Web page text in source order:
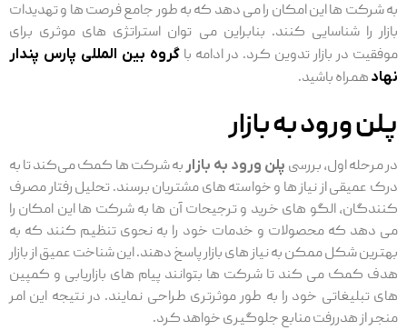
به شرکت ‌ها این امکان را می‌ دهد که به طور جامع فرصت ‌ها و تهدیدات
بازار را شناسایی کنند. بنابراین می توان استراتژی ‌های موثری برای
موفقیت در بازار تدوین کرد. در ادامه باگروه بین المللی پارس پندار
نهاد همراه باشید.
پلن ورود به بازار
در مرحله اول، بررسی پلن ورود به بازار به شرکت ‌ها کمک می‌کند تا به
درک عمیقی از نیاز ها و خواسته ‌های مشتریان برسند. تحلیل رفتار مصرف‌
کنندگان، الگو های خرید و ترجیحات آن ها به شرکت ‌ها این امکان را
می ‌دهد که محصولات و خدمات خود را به نحوی تنظیم کنند که به
بهترین شکل ممکن به نیاز های بازار پاسخ دهند. این شناخت عمیق از بازار
هدف کمک می ‌کند تا شرکت ‌ها بتوانند پیام‌ های بازاریابی و کمپین‌
های تبلیغاتی خود را به طور موثرتری طراحی نمایند. در نتیجه این امر
منجر از هدررفت منابع جلوگیری خواهد کرد.